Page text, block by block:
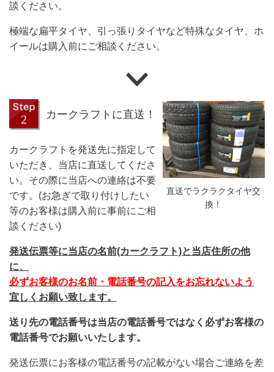
談ください。
極端な扁平タイヤ、引っ張りタイヤなど特殊なタイヤ、ホ
イールは購入前にご相談ください。
直送でラクラクタイヤ交
換！
カークラフトに直送！
カークラフトを発送先に指定して
いただき、当店に直送してくださ
い。その際に当店への連絡は不要
です。(お急ぎで取り付けしたい
等のお客様は購入前に事前にご相
談ください)
発送伝票等に当店の名前(カークラフト)と当店住所の他
に、
必ずお客様のお名前・電話番号の記入をお忘れないよう
宜しくお願い致します。
送り先の電話番号は当店の電話番号ではなく必ずお客様の
電話番号でお願いいたします。
発送伝票にお客様の電話番号の記載がない場合ご連絡を差